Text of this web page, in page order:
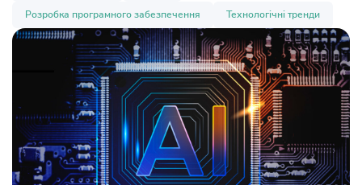
Розробка програмного забезпечення Технологічні тренди